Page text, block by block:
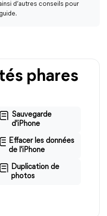
d’autres conseils pour
phares
Sauvegarde
d'iPhone
Effacer les données
de l'iPhone
Duplication de
photos